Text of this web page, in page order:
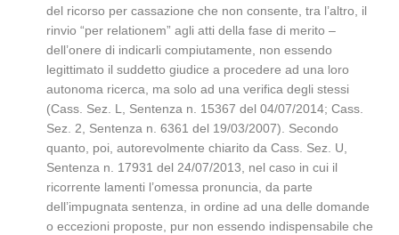
del ricorso per cassazione che non consente, tra l’altro, il
rinvio “per relationem” agli atti della fase di merito –
dell’onere di indicarli compiutamente, non essendo
legittimato il suddetto giudice a procedere ad una loro
autonoma ricerca, ma solo ad una verifica degli stessi
(Cass. Sez. L, Sentenza n. 15367 del 04/07/2014; Cass.
Sez. 2, Sentenza n. 6361 del 19/03/2007). Secondo
quanto, poi, autorevolmente chiarito da Cass. Sez. U,
Sentenza n. 17931 del 24/07/2013, nel caso in cui il
ricorrente lamenti l’omessa pronuncia, da parte
dell’impugnata sentenza, in ordine ad una delle domande
o eccezioni proposte, pur non essendo indispensabile che